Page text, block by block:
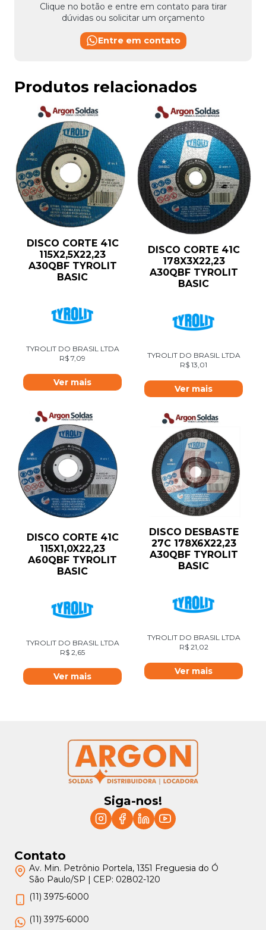
Clique no botão e entre em contato para tirar
dúvidas ou solicitar um orçamento
Entre em contato
Produtos relacionados
DISCO CORTE 41C
115X2,5X22,23
A30QBF TYROLIT
BASIC
TYROLIT DO BRASIL LTDA
R$ 7,09
Ver mais
DISCO CORTE 41C
178X3X22,23
A30QBF TYROLIT
BASIC
TYROLIT DO BRASIL LTDA
R$ 13,01
Ver mais
DISCO CORTE 41C
115X1,0X22,23
A60QBF TYROLIT
BASIC
TYROLIT DO BRASIL LTDA
R$ 2,65
Ver mais
DISCO DESBASTE
27C 178X6X22,23
A30QBF TYROLIT
BASIC
TYROLIT DO BRASIL LTDA
R$21,02
Ver mais
Siga-nos!
Contato
Av. Min. Petrônio Portela, 1351 Freguesia do Ó
São Paulo/SP | CEP: 02802-120
(11) 3975-6000
(11) 3975-6000